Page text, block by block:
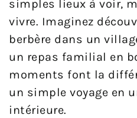
simples lieux à voir,
vivre. Imaginez
berbère dans un
un repas familial en
moments font la
un simple voyage en
intérieure.